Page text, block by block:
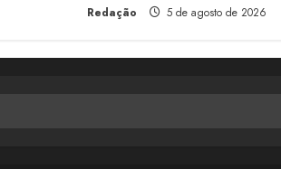
Redação 5 de agosto de 2026